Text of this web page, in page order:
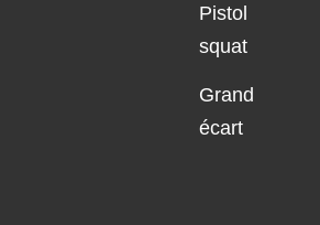
Pistol
squat
Grand
écart